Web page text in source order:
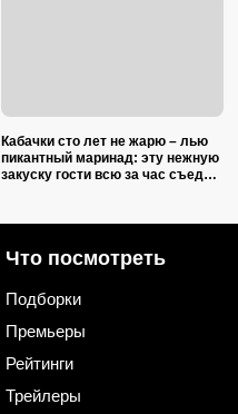
Кабачки сто лет не жарю – лью
пикантный маринад: эту нежную
закуску гости всю за час съедят
Что посмотреть
Подборки
Премьеры
Рейтинги
Трейлеры